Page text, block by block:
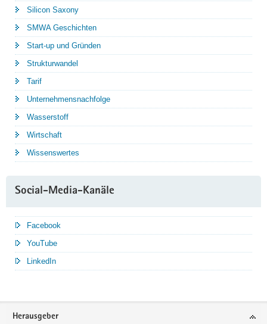
Silicon Saxony
SMWA Geschichten
Start-up und Gründen
Strukturwandel
Tarif
Unternehmensnachfolge
Wasserstoff
Wirtschaft
Wissenswertes
Social-Media-Kanäle
Facebook
YouTube
LinkedIn
Service
Herausgeber